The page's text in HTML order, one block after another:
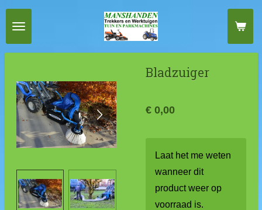
Ga
direct
naar
Bladzuiger
€ 0,00
Laat het me weten
wanneer dit
product weer op
voorraad is.